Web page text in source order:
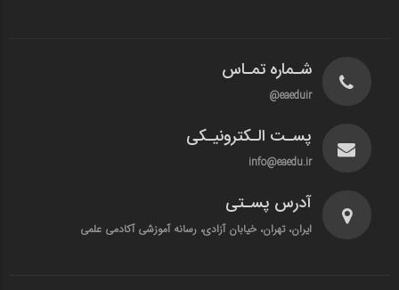
شـماره تمـاس
eaeduir@
پسـت الـکترونیـکی
info@eaedu.ir
آدرس پسـتی
ایران، تهران، خیابان آزادی، رسانه آموزشی آکادمی علمی